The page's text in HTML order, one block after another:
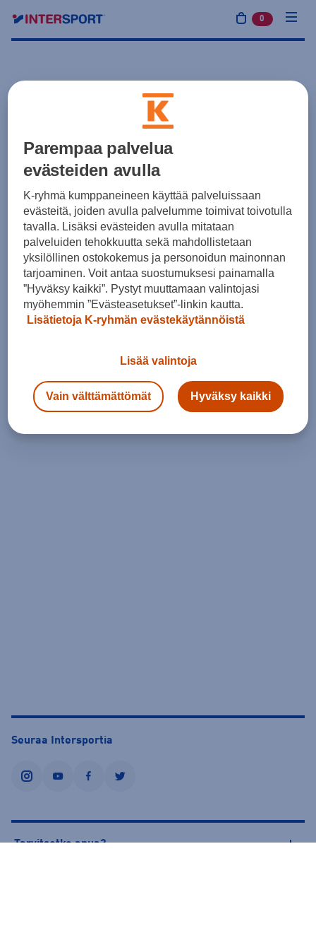
0 tuotetta
Seuraa Intersportia
instagramyoutubefacebooktwitter
Tarvitsetko apua?
Parempaa palvelua
evästeiden avulla
K-ryhmä kumppaneineen käyttää palveluissaan
evästeitä, joiden avulla palvelumme toimivat toivotulla
tavalla. Lisäksi evästeiden avulla mitataan
palveluiden tehokkuutta sekä mahdollistetaan
yksilöllinen ostokokemus ja personoidun mainonnan
tarjoaminen. Voit antaa suostumuksesi painamalla
”Hyväksy kaikki”. Pystyt muuttamaan valintojasi
myöhemmin ”Evästeasetukset”-linkin kautta.
Lisätietoja K-ryhmän evästekäytännöistä
Lisää valintoja
Vain välttämättömät Hyväksy kaikki